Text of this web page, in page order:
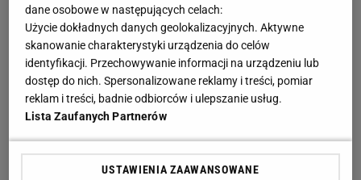
dane osobowe w następujących celach:
Użycie dokładnych danych geolokalizacyjnych. Aktywne
skanowanie charakterystyki urządzenia do celów
identyfikacji. Przechowywanie informacji na urządzeniu lub
dostęp do nich. Spersonalizowane reklamy i treści, pomiar
reklam i treści, badnie odbiorców i ulepszanie usług.
Lista Zaufanych Partnerów
USTAWIENIA ZAAWANSOWANE